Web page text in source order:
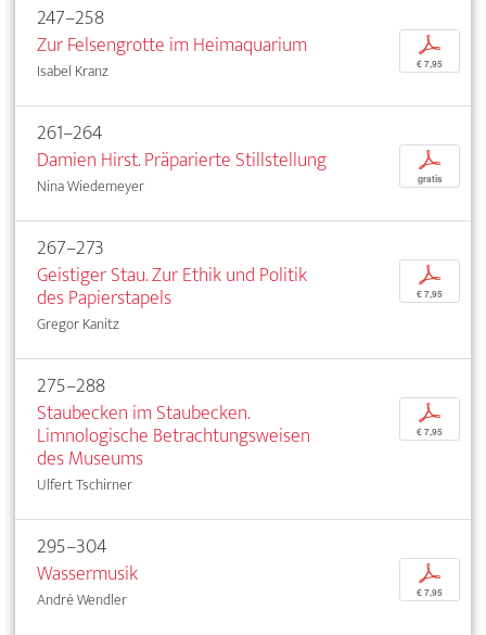
247–258
Zur Felsengrotte im Heimaquarium
Isabel Kranz
p
€ 7,95
261–264
Damien Hirst. Präparierte Stillstellung
Nina Wiedemeyer
p
gratis
267–273
Geistiger Stau. Zur Ethik und Politik
des Papierstapels
Gregor Kanitz
p
€ 7,95
275–288
Staubecken im Staubecken.
Limnologische Betrachtungsweisen
des Museums
Ulfert Tschirner
p
€ 7,95
295–304
Wassermusik
André Wendler
p
€ 7,95